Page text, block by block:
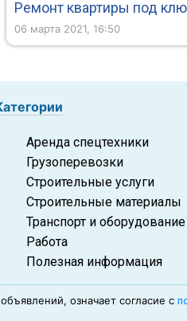
06 марта 2021, 16:50
Аренда спецтехники
Грузоперевозки
Строительные услуги
Строительные материалы
Транспорт и оборудование
Работа
Полезная информация
означает согласие с